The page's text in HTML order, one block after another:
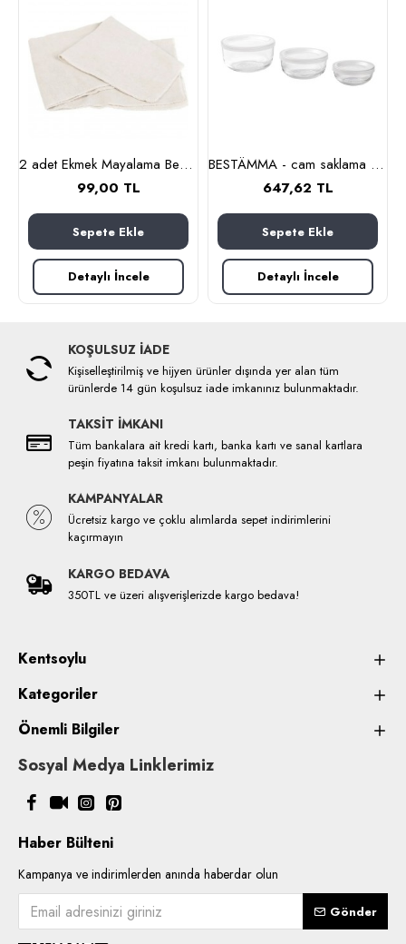
2 adet Ekmek Mayalama Bezi 50x70 cm, %100 Pamuk Amerikan Pasa Bezi
99,00 TL
Sepete Ekle
Detaylı İncele
BESTÄMMA - cam saklama kabı seti (cam)
647,62 TL
Sepete Ekle
Detaylı İncele
KOŞULSUZ İADE
Kişiselleştirilmiş ve hijyen ürünler dışında yer alan tüm
ürünlerde 14 gün koşulsuz iade imkanınız bulunmaktadır.
TAKSİT İMKANI
Tüm bankalara ait kredi kartı, banka kartı ve sanal kartlara
peşin fiyatına taksit imkanı bulunmaktadır.
KAMPANYALAR
Ücretsiz kargo ve çoklu alımlarda sepet indirimlerini
kaçırmayın
KARGO BEDAVA
350TL ve üzeri alışverişlerizde kargo bedava!
Kentsoylu
Kategoriler
Önemli Bilgiler
Sosyal Medya Linklerimiz
Haber Bülteni
Kampanya ve indirimlerden anında haberdar olun
Gönder